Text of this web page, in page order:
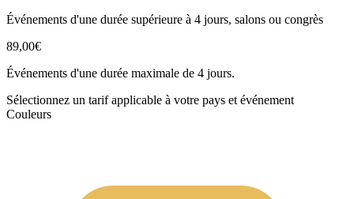
Événements d'une durée supérieure à 4 jours, salons ou congrès
89,00€
Événements d'une durée maximale de 4 jours.
Sélectionnez un tarif applicable à votre pays et événement
Couleurs